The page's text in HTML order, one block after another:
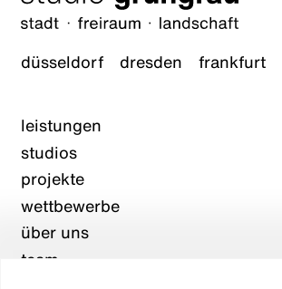
düsseldorf dresden frankfurt
leistungen
studios
projekte
wettbewerbe
über uns
team